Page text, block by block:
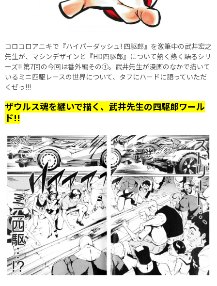
コロコロアニキで『ハイパーダッシュ! 四駆郎』を激筆中の武井宏之
先生が、マシンデザインと『HD四駆郎』について熱く熱く語るシリ
ーズ!! 第7回の今回は番外編その①。武井先生が漫画のなかで描いて
いるミニ四駆レースの世界について、タフにハードに語っていただ
くぜっ!!!
ザウルス魂を継いで描く、武井先生の四駆郎ワール
ド!!